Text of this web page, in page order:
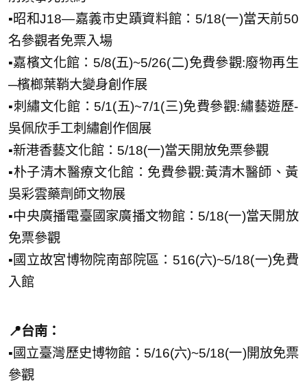
▪️昭和J18—嘉義市史蹟資料館：5/18(一)當天前50
名參觀者免票入場
▪️嘉檳文化館：5/8(五)~5/26(二)免費參觀:廢物再生
─檳榔葉鞘大變身創作展
▪️刺繡文化館：5/1(五)~7/1(三)免費參觀:繡藝遊歷-
吳佩欣手工刺繡創作個展
▪️新港香藝文化館：5/18(一)當天開放免票參觀
▪️朴子清木醫療文化館：免費參觀:黃清木醫師、黃
吳彩雲藥劑師文物展
▪️中央廣播電臺國家廣播文物館：5/18(一)當天開放
免票參觀
▪️國立故宮博物院南部院區：516(六)~5/18(一)免費
入館
📍台南：
▪️國立臺灣歷史博物館：5/16(六)~5/18(一)開放免票
參觀